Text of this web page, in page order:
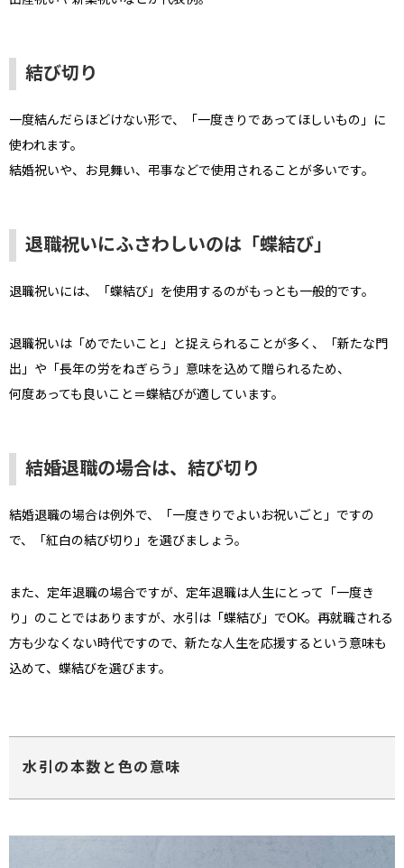
結び切り
一度結んだらほどけない形で、「一度きりであってほしいもの」に
使われます。
結婚祝いや、お見舞い、弔事などで使用されることが多いです。
退職祝いにふさわしいのは「蝶結び」
退職祝いには、「蝶結び」を使用するのがもっとも一般的です。
退職祝いは「めでたいこと」と捉えられることが多く、「新たな門
出」や「長年の労をねぎらう」意味を込めて贈られるため、
何度あっても良いこと＝蝶結びが適しています。
結婚退職の場合は、結び切り
結婚退職の場合は例外で、「一度きりでよいお祝いごと」ですの
で、「紅白の結び切り」を選びましょう。
また、定年退職の場合ですが、定年退職は人生にとって「一度き
り」のことではありますが、水引は「蝶結び」でOK。再就職される
方も少なくない時代ですので、新たな人生を応援するという意味も
込めて、蝶結びを選びます。
水引の本数と色の意味